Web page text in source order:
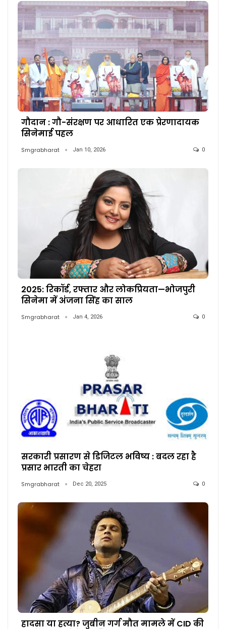
गौदान : गौ-संरक्षण पर आधारित एक प्रेरणादायक
सिनेमाई पहल
Smgrabharat Jan 10, 2026 0
2025: रिकॉर्ड, रफ्तार और लोकप्रियता—भोजपुरी
सिनेमा में अंजना सिंह का साल
Smgrabharat Jan 4, 2026 0
सरकारी प्रसारण से डिजिटल भविष्य : बदल रहा है
प्रसार भारती का चेहरा
Smgrabharat Dec 20, 2025 0
हादसा या हत्या? जुबीन गर्ग मौत मामले में CID की